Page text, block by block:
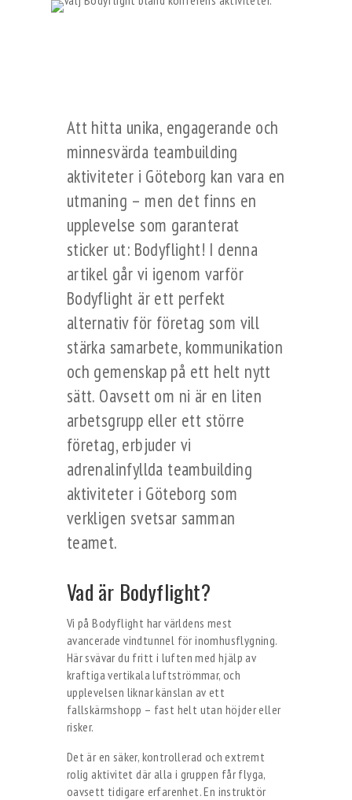
Att hitta unika, engagerande och
minnesvärda teambuilding
aktiviteter i Göteborg kan vara en
utmaning – men det finns en
upplevelse som garanterat
sticker ut: Bodyflight! I denna
artikel går vi igenom varför
Bodyflight är ett perfekt
alternativ för företag som vill
stärka samarbete, kommunikation
och gemenskap på ett helt nytt
sätt. Oavsett om ni är en liten
arbetsgrupp eller ett större
företag, erbjuder vi
adrenalinfyllda teambuilding
aktiviteter i Göteborg som
verkligen svetsar samman
teamet.
Vad är Bodyflight?
Vi på Bodyflight har världens mest
avancerade vindtunnel för inomhusflygning.
Här svävar du fritt i luften med hjälp av
kraftiga vertikala luftströmmar, och
upplevelsen liknar känslan av ett
fallskärmshopp – fast helt utan höjder eller
risker.
Det är en säker, kontrollerad och extremt
rolig aktivitet där alla i gruppen får flyga,
oavsett tidigare erfarenhet. En instruktör